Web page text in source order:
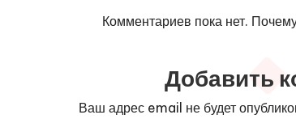
Комментариев пока нет.
Добавить
Ваш адрес email не будет